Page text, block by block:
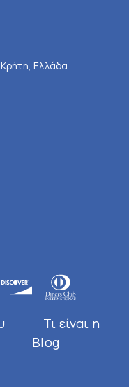
Ελλάδα
Τι είναι η
Blog